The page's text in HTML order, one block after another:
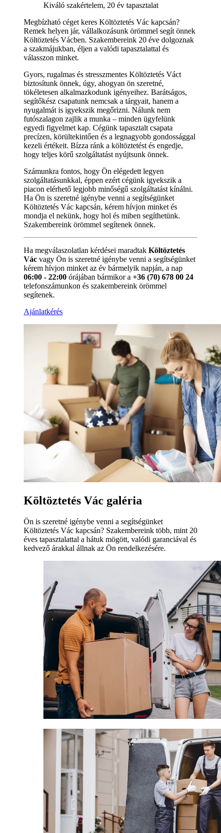
Kiváló szakértelem, 20 év tapasztalat
Megbízható céget keres Költöztetés Vác kapcsán?
Remek helyen jár, vállalkozásunk örömmel segít önnek
Költöztetés Vácben. Szakembereink 20 éve dolgoznak
a szakmájukban, éljen a valódi tapasztalattal és
válasszon minket.
Gyors, rugalmas és stresszmentes Költöztetés Váct
biztosítunk önnek, úgy, ahogyan ön szeretné,
tökéletesen alkalmazkodunk igényeihez. Barátságos,
segítőkész csapatunk nemcsak a tárgyait, hanem a
nyugalmát is igyekszik megőrizni. Nálunk nem
futószalagon zajlik a munka – minden ügyfelünk
egyedi figyelmet kap. Cégünk tapasztalt csapata
precízen, körültekintően és a legnagyobb gondossággal
kezeli értékeit. Bízza ránk a költöztetést és engedje,
hogy teljes körű szolgáltatást nyújtsunk önnek.
Számunkra fontos, hogy Ön elégedett legyen
szolgáltatásunkkal, éppen ezért cégünk igyekszik a
piacon elérhető legjobb minőségű szolgáltatást kínálni.
Ha Ön is szeretné igénybe venni a segítségünket
Költöztetés Vác kapcsán, kérem hívjon minket és
mondja el nekünk, hogy hol és miben segíthetünk.
Szakembereink örömmel segítenek önnek.
Ha megválaszolatlan kérdései maradtak Költöztetés
Vác vagy Ön is szeretné igénybe venni a segítségünket
kérem hívjon minket az év bármelyik napján, a nap
06:00 - 22:00 órájában bármikor a +36 (70) 678 00 24
telefonszámunkon és szakembereink örömmel
segítenek.
Ajánlatkérés
Költöztetés Vác galéria
Ön is szeretné igénybe venni a segítségünket
Költöztetés Vác kapcsán? Szakembereink több, mint 20
éves tapasztalattal a hátuk mögött, valódi garanciával és
kedvező árakkal állnak az Ön rendelkezésére.